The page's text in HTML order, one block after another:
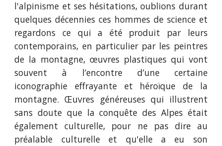
l'alpinisme et ses hésitations, oublions durant
quelques décennies ces hommes de science et
regardons ce qui a été produit par leurs
contemporains, en particulier par les peintres
de la montagne, œuvres plastiques qui vont
souvent à l’encontre d’une certaine
iconographie effrayante et héroïque de la
montagne. Œuvres généreuses qui illustrent
sans doute que la conquête des Alpes était
également culturelle, pour ne pas dire au
préalable culturelle et qu'elle a eu son